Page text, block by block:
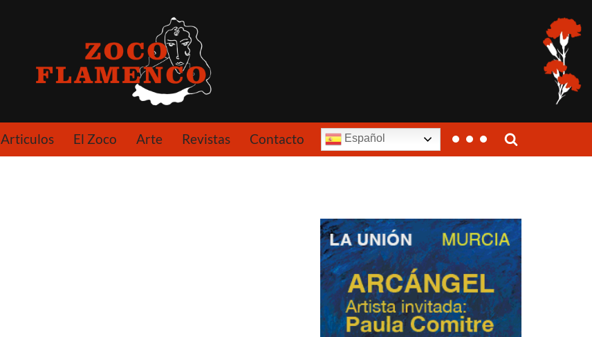
Articulos El Zoco Arte Revistas Contacto Español